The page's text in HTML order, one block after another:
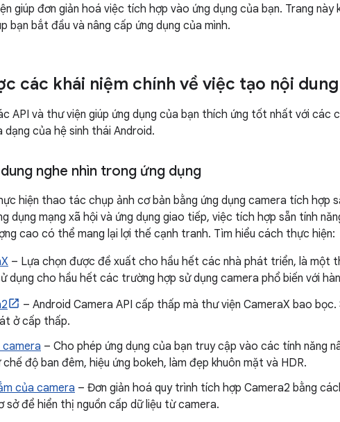
giúp đơn giản hoá việc tích hợp vào ứng dụng của bạn. Trang này
bạn bắt đầu và nâng cấp ứng dụng của mình.
các khái niệm chính về việc tạo nội
API và thư viện giúp ứng dụng của bạn thích ứng tốt nhất với các
dạng của hệ sinh thái Android.
nghe nhìn trong ứng dụng
hiện thao tác chụp ảnh cơ bản bằng ứng dụng camera tích hợp
dụng mạng xã hội và ứng dụng giao tiếp, việc tích hợp sẵn tính
cao có thể mang lại lợi thế cạnh tranh. Tìm hiểu cách thực hiện:
– Lựa chọn được đề xuất cho hầu hết các nhà phát triển, là một
dụng cho hầu hết các trường hợp sử dụng camera phổ biến với
– Android Camera API cấp thấp mà thư viện CameraX bao bọc.
ở cấp thấp.
camera – Cho phép ứng dụng của bạn truy cập vào các tính năng
chế độ ban đêm, hiệu ứng bokeh, làm đẹp khuôn mặt và HDR.
của camera – Đơn giản hoá quy trình tích hợp Camera2 bằng
sở để hiển thị nguồn cấp dữ liệu từ camera.